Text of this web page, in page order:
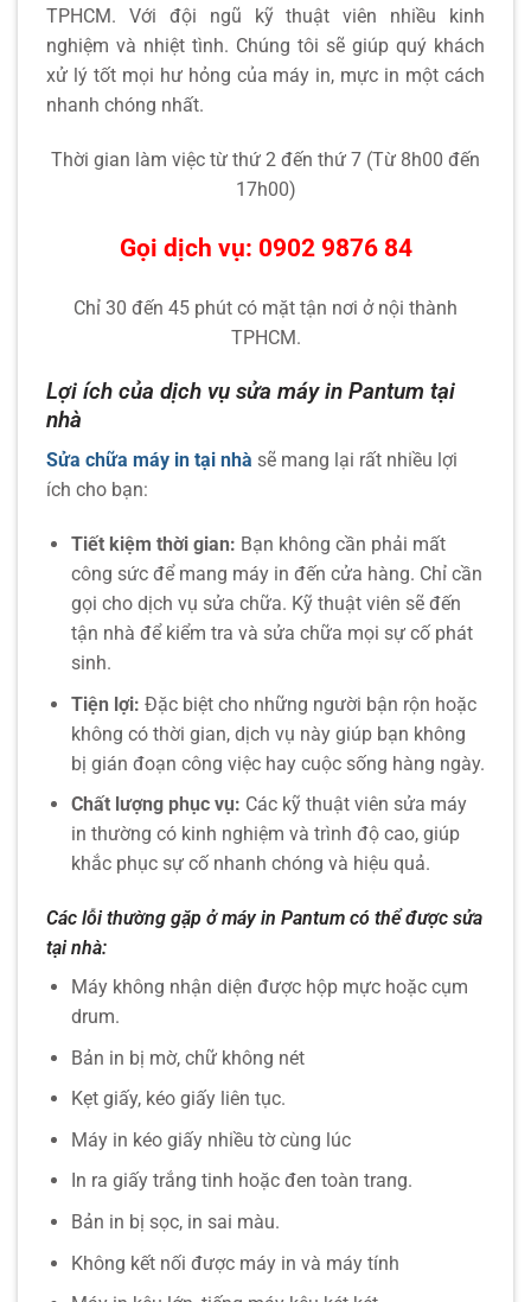
TPHCM. Với đội ngũ kỹ thuật viên nhiều kinh
nghiệm và nhiệt tình. Chúng tôi sẽ giúp quý khách
xử lý tốt mọi hư hỏng của máy in, mực in một cách
nhanh chóng nhất.
Thời gian làm việc từ thứ 2 đến thứ 7 (Từ 8h00 đến
17h00)
Gọi dịch vụ: 0902 9876 84
Chỉ 30 đến 45 phút có mặt tận nơi ở nội thành
TPHCM.
Lợi ích của dịch vụ sửa máy in Pantum tại
nhà
Sửa chữa máy in tại nhà sẽ mang lại rất nhiều lợi
ích cho bạn:
Tiết kiệm thời gian: Bạn không cần phải mất
công sức để mang máy in đến cửa hàng. Chỉ cần
gọi cho dịch vụ sửa chữa. Kỹ thuật viên sẽ đến
tận nhà để kiểm tra và sửa chữa mọi sự cố phát
sinh.
Tiện lợi: Đặc biệt cho những người bận rộn hoặc
không có thời gian, dịch vụ này giúp bạn không
bị gián đoạn công việc hay cuộc sống hàng ngày.
Chất lượng phục vụ: Các kỹ thuật viên sửa máy
in thường có kinh nghiệm và trình độ cao, giúp
khắc phục sự cố nhanh chóng và hiệu quả.
Các lỗi thường gặp ở máy in Pantum có thể được sửa
tại nhà:
Máy không nhận diện được hộp mực hoặc cụm
drum.
Bản in bị mờ, chữ không nét
Kẹt giấy, kéo giấy liên tục.
Máy in kéo giấy nhiều tờ cùng lúc
In ra giấy trắng tinh hoặc đen toàn trang.
Bản in bị sọc, in sai màu.
Không kết nối được máy in và máy tính